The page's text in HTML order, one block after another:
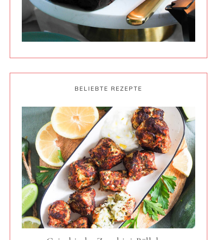
BELIEBTE REZEPTE